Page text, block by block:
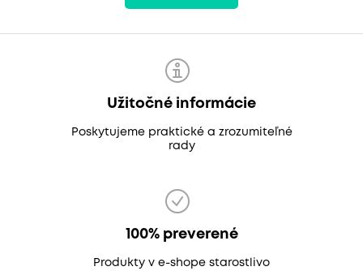
Užitočné informácie
Poskytujeme praktické a zrozumiteľné
rady
100% preverené
Produkty v e-shope starostlivo